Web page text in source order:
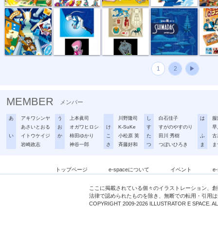
未来アドベン... 夢見る宇宙人 時間と空間の... シマダス トラ
1 2 ▶
MEMBER メンバー
あ
アキワシンヤ
あさいとおる
い
イトウケイジ
岩崎政志
う
上本眞司
お
オガワヒロシ
か
柿田ゆかり
神谷一郎
川野隆司
け
K-SuKe
こ
小松原 英
さ
斉藤好和
し
白石佳子
す
すがのやすのり
た
田川 秀樹
つ
つぼいひろき
は
早
ふ
古
ま
トップページ e-spaceについて イベント
ここに掲載されている個々のイラストレーション、
法律で認められたものを除き、無断での転用・引用
COPYRIGHT 2009-2026 ILLUSTRATOR E SPACE.